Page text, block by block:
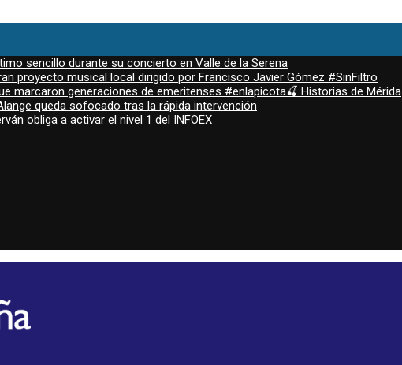
sencillo durante su concierto en Valle de la Serena
proyecto musical local dirigido por Francisco Javier Gómez #SinFiltro
marcaron generaciones de emeritenses #enlapicota🍒 Historias de Mérida
queda sofocado tras la rápida intervención
obliga a activar el nivel 1 del INFOEX